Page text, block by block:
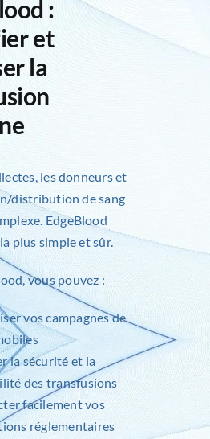
:
et
la
les donneurs et
distribution de sang
EdgeBlood
plus simple et sûr.
, vous pouvez :
vos campagnes de
la sécurité et la
des transfusions
facilement vos
réglementaires